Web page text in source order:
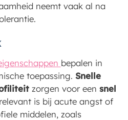
neemt vaak al na
bepalen in
toepassing. Snelle
zorgen voor een snel
is bij acute angst of
middelen, zoals